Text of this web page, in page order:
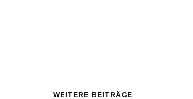
WEITERE BEITRÄGE